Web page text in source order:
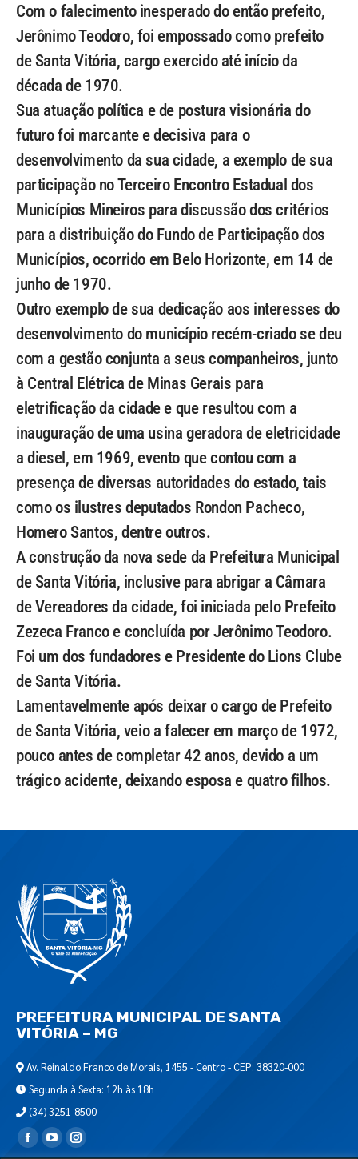
Com o falecimento inesperado do então prefeito,
Jerônimo Teodoro, foi empossado como prefeito
de Santa Vitória, cargo exercido até início da
década de 1970.
Sua atuação política e de postura visionária do
futuro foi marcante e decisiva para o
desenvolvimento da sua cidade, a exemplo de sua
participação no Terceiro Encontro Estadual dos
Municípios Mineiros para discussão dos critérios
para a distribuição do Fundo de Participação dos
Municípios, ocorrido em Belo Horizonte, em 14 de
junho de 1970.
Outro exemplo de sua dedicação aos interesses do
desenvolvimento do município recém-criado se deu
com a gestão conjunta a seus companheiros, junto
à Central Elétrica de Minas Gerais para
eletrificação da cidade e que resultou com a
inauguração de uma usina geradora de eletricidade
a diesel, em 1969, evento que contou com a
presença de diversas autoridades do estado, tais
como os ilustres deputados Rondon Pacheco,
Homero Santos, dentre outros.
A construção da nova sede da Prefeitura Municipal
de Santa Vitória, inclusive para abrigar a Câmara
de Vereadores da cidade, foi iniciada pelo Prefeito
Zezeca Franco e concluída por Jerônimo Teodoro.
Foi um dos fundadores e Presidente do Lions Clube
de Santa Vitória.
Lamentavelmente após deixar o cargo de Prefeito
de Santa Vitória, veio a falecer em março de 1972,
pouco antes de completar 42 anos, devido a um
trágico acidente, deixando esposa e quatro filhos.
PREFEITURA MUNICIPAL DE SANTA
VITÓRIA – MG
Av. Reinaldo Franco de Morais, 1455 - Centro - CEP: 38320-000
Segunda à Sexta: 12h às 18h
(34) 3251-8500
Encontre-nos em: